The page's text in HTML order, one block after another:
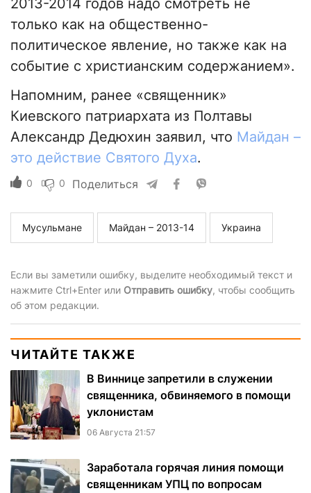
2013-2014 годов надо смотреть не
только как на общественно-
политическое явление, но также как на
событие с христианским содержанием».
Напомним, ранее «священник»
Киевского патриархата из Полтавы
Александр Дедюхин заявил, что Майдан –
это действие Святого Духа.
0 0 Поделиться
Мусульмане Майдан – 2013-14 Украина
Если вы заметили ошибку, выделите необходимый текст и
нажмите Ctrl+Enter или Отправить ошибку, чтобы сообщить
об этом редакции.
ЧИТАЙТЕ ТАКЖЕ
В Виннице запретили в служении
священника, обвиняемого в помощи
уклонистам
06 Августа 21:57
Заработала горячая линия помощи
священникам УПЦ по вопросам